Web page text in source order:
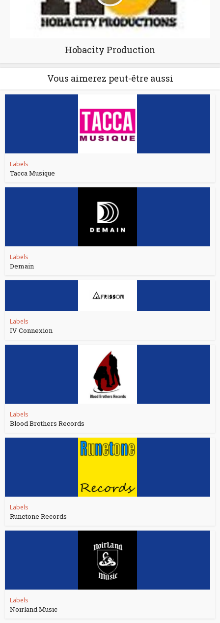
Hobacity Production
Vous aimerez peut-être aussi
Labels
Tacca Musique
Labels
Demain
Labels
IV Connexion
Labels
Blood Brothers Records
Labels
Runetone Records
Labels
Noirland Music